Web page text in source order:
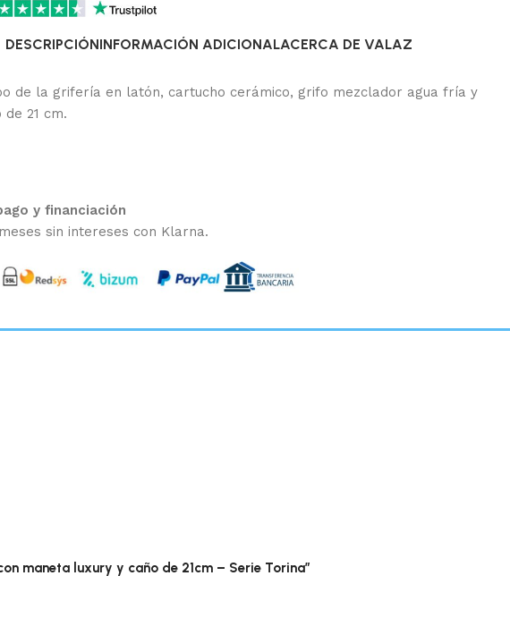
DESCRIPCIÓNINFORMACIÓN ADICIONALACERCA DE VALAZ
de la grifería en latón, cartucho cerámico, grifo mezclador agua fría y
de 21 cm.
y financiación
sin intereses con Klarna.
maneta luxury y caño de 21cm – Serie Torina”